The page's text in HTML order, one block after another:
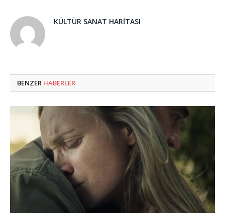
KÜLTÜR SANAT HARITASI
BENZER HABERLER